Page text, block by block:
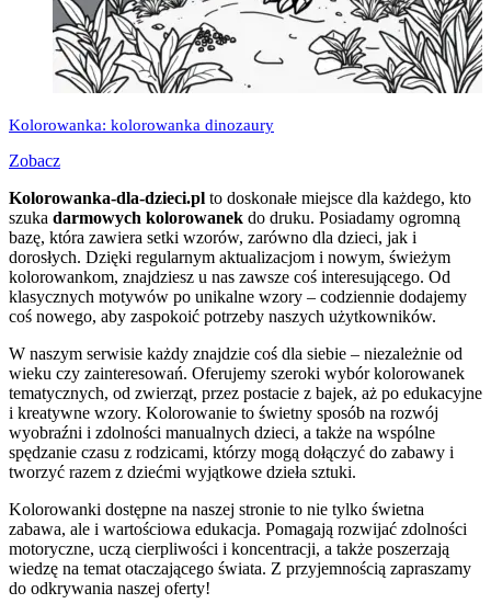
Kolorowanka: kolorowanka dinozaury
Zobacz
Kolorowanka-dla-dzieci.pl to doskonałe miejsce dla każdego, kto
szuka darmowych kolorowanek do druku. Posiadamy ogromną
bazę, która zawiera setki wzorów, zarówno dla dzieci, jak i
dorosłych. Dzięki regularnym aktualizacjom i nowym, świeżym
kolorowankom, znajdziesz u nas zawsze coś interesującego. Od
klasycznych motywów po unikalne wzory – codziennie dodajemy
coś nowego, aby zaspokoić potrzeby naszych użytkowników.
W naszym serwisie każdy znajdzie coś dla siebie – niezależnie od
wieku czy zainteresowań. Oferujemy szeroki wybór kolorowanek
tematycznych, od zwierząt, przez postacie z bajek, aż po edukacyjne
i kreatywne wzory. Kolorowanie to świetny sposób na rozwój
wyobraźni i zdolności manualnych dzieci, a także na wspólne
spędzanie czasu z rodzicami, którzy mogą dołączyć do zabawy i
tworzyć razem z dziećmi wyjątkowe dzieła sztuki.
Kolorowanki dostępne na naszej stronie to nie tylko świetna
zabawa, ale i wartościowa edukacja. Pomagają rozwijać zdolności
motoryczne, uczą cierpliwości i koncentracji, a także poszerzają
wiedzę na temat otaczającego świata. Z przyjemnością zapraszamy
do odkrywania naszej oferty!